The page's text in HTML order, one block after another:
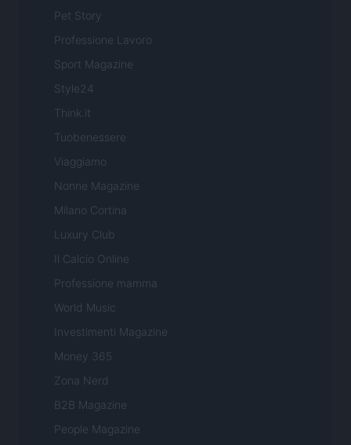
Pet Story
Professione Lavoro
Sport Magazine
Style24
Think.it
Tuobenessere
Viaggiamo
Nonne Magazine
Milano Cortina
Luxury Club
Il Calcio Online
Professione mamma
World Music
Investimenti Magazine
Money 365
Zona Nerd
B2B Magazine
People Magazine